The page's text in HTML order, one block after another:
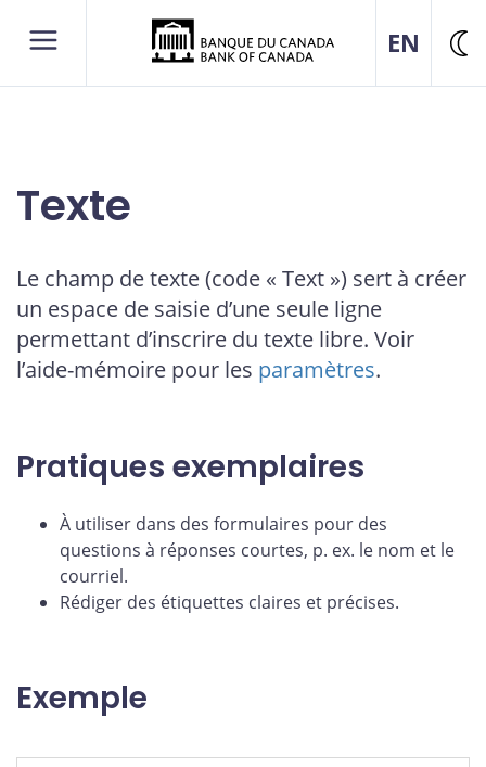
EN
de
Texte
Le champ de texte (code « Text ») sert à créer
un espace de saisie d’une seule ligne
permettant d’inscrire du texte libre. Voir
l’aide-mémoire pour les paramètres.
Pratiques exemplaires
À utiliser dans des formulaires pour des
questions à réponses courtes, p. ex. le nom et le
courriel.
Rédiger des étiquettes claires et précises.
Exemple